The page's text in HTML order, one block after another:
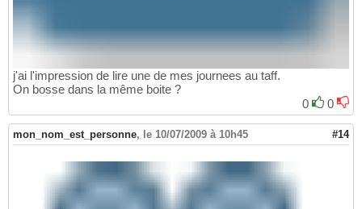
j'ai l'impression de lire une de mes journees au taff.
On bosse dans la même boite ?
0
0
mon_nom_est_personne, le 10/07/2009 à 10h45 #14